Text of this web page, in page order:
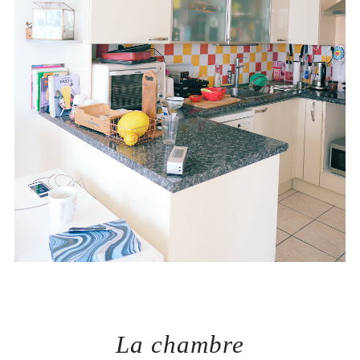
La chambre